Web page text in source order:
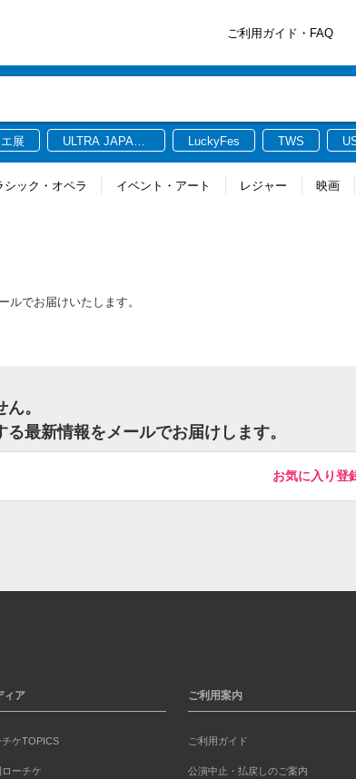
ご利用ガイド・FAQ
展
ULTRA JAPAN
LuckyFes TWS
シック・オペラ イベント・アート レジャー 映画
ルでお届けいたします。
。
最新情報をメールでお届けします。
お気に入り登
ィア
チケTOPICS
ローチケ
ご利用案内
ご利用ガイド
公演中止・払戻しのご案内